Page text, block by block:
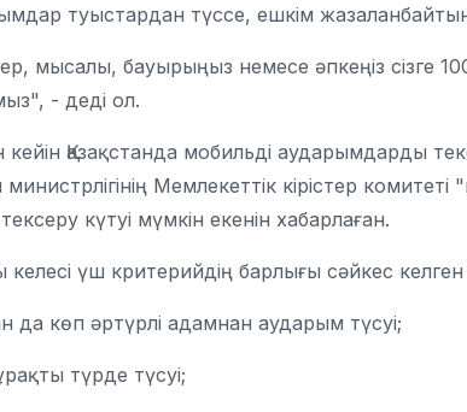
туыстардан түссе, ешкім
мысалы, бауырыңыз немесе әпкеңіз сізге
- деді ол.
Қазақстанда мобильді аударымдарды
Мемлекеттік кірістер комитеті
күтуі мүмкін екенін хабарлаған.
үш критерийдің барлығы сәйкес
көп әртүрлі адамнан аударым түсуі;
түрде түсуі;